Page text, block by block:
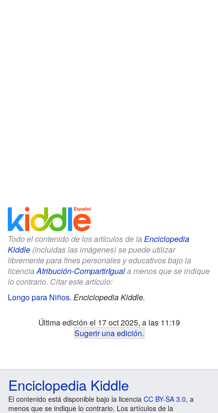
Todo el contenido de los artículos de la Enciclopedia
Kiddle (incluidas las imágenes) se puede utilizar
libremente para fines personales y educativos bajo la
licenciaAtribución-CompartirIguala menos que se indique
lo contrario. Citar este artículo:
Longo para Niños. Enciclopedia Kiddle.
Última edición el 17 oct 2025, a las 11:19
Sugerir una edición.
Enciclopedia Kiddle
El contenido está disponible bajo la licencia CC BY-SA 3.0, a
menos que se indique lo contrario. Los artículos de la